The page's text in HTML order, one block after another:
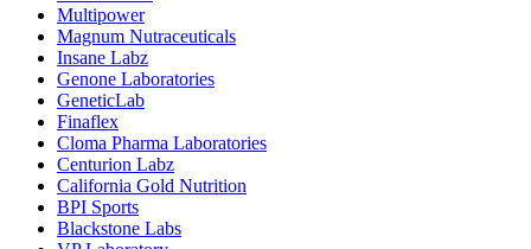
Multipower
Magnum Nutraceuticals
Insane Labz
Genone Laboratories
GeneticLab
Finaflex
Cloma Pharma Laboratories
Centurion Labz
California Gold Nutrition
BPI Sports
Blackstone Labs